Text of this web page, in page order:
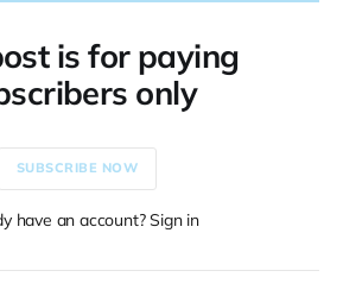
is for paying
only
SUBSCRIBE NOW
have an account? Sign in